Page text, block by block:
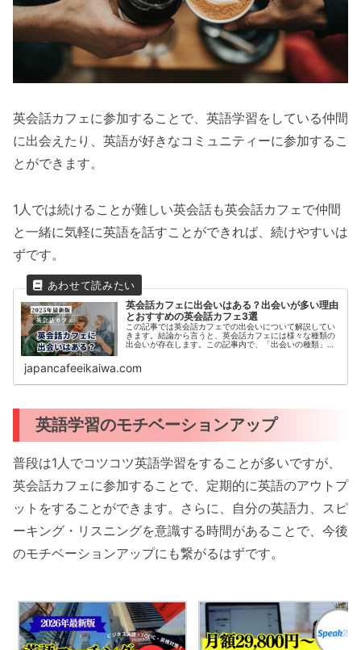
英会話カフェに参加することで、英語学習をしている仲間
に出会えたり、英語が好きなコミュニティーに参加するこ
とができます。
1人では続けることが難しい英会話も英会話カフェで仲間
と一緒に気軽に英語を話すことができれば、続けやすいは
ずです。
英会話カフェに出会いはある？出会いが多い理由
とおすすめの英会話カフェ3選
この記事では英会話カフェでの出会いについて解説してい
きます。結論から言うと、英会話カフェには様々な種類の
出会いが存在します。この記事内で、「出会いの種類」と
japancafeeikaiwa.com
英語学習のモチベーションアップ
普段は1人でコツコツ英語学習をすることが多いですが、
英会話カフェに参加することで、定期的に英語のアウトプ
ットをすることができます。さらに、自分の英語力、スピ
ーキング・リスニングを意識する時間があることで、今後
のモチベーションアップにも繋がるはずです。